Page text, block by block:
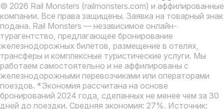
© 2026 Rail Monsters (railmonsters.com) и аффилированные
компании. Все права защищены. Заявка на товарный знак
подана. Rail Monsters — независимое онлайн-
турагентство, предлагающее бронирование
железнодорожных билетов, размещение в отелях,
трансферы и комплексные туристические услуги. Мы
работаем самостоятельно и не аффилированы с
железнодорожными перевозчиками или операторами
поездов. *Экономия рассчитана на основе
бронирований 2024 года, сделанных не менее чем за 30
дней до поездки. Средняя экономия: 27%. Источник: